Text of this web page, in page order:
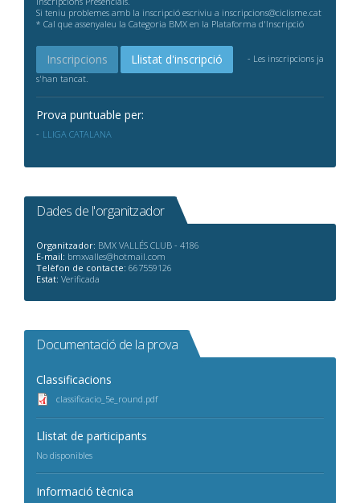
Si teniu problemes amb la inscripció escriviu a inscripcions@ciclisme.cat
* Cal que assenyaleu la Categoria BMX en la Plataforma d'Inscripció
Inscripcions Llistat d'inscripció
- Les inscripcions ja
s'han tancat.
Prova puntuable per:
LLIGA CATALANA
Dades de l'organitzador
Organitzador: BMX VALLÉS CLUB - 4186
E-mail: bmxvalles@hotmail.com
Telèfon de contacte: 667559126
Estat: Verificada
Documentació de la prova
Classificacions
classificacio_5e_round.pdf
Llistat de participants
No disponibles
Informació tècnica